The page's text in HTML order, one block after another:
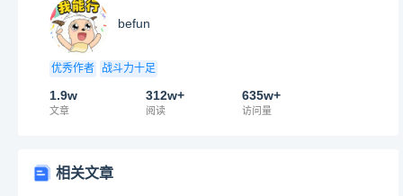
7. 3. 依赖冲突 befun
优秀作者 战斗力十足
1.9w
文章
312w+
阅读
635w+
访问量
相关文章